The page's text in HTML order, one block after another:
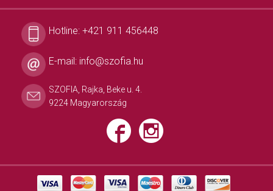
Hotline: +421 911 456448
E-mail: info@szofia.hu
SZOFIA, Rajka, Beke u. 4.
9224 Magyarország